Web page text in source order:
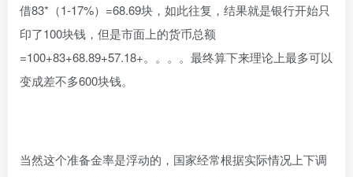
借83*（1-17%）=68.69块，如此往复，结果就是银行开始只
印了100块钱，但是市面上的货币总额
=100+83+68.89+57.18+。。。。最终算下来理论上最多可以
变成差不多600块钱。
当然这个准备金率是浮动的，国家经常根据实际情况上下调